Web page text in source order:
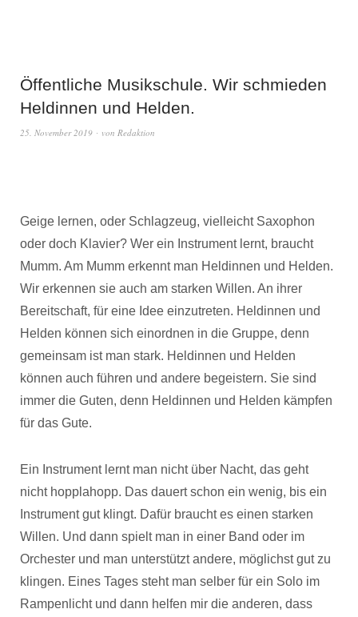
Öffentliche Musikschule. Wir schmieden
Heldinnen und Helden.
25. November 2019 von Redaktion
Geige lernen, oder Schlagzeug, vielleicht Saxophon
oder doch Klavier? Wer ein Instrument lernt, braucht
Mumm. Am Mumm erkennt man Heldinnen und Helden.
Wir erkennen sie auch am starken Willen. An ihrer
Bereitschaft, für eine Idee einzutreten. Heldinnen und
Helden können sich einordnen in die Gruppe, denn
gemeinsam ist man stark. Heldinnen und Helden
können auch führen und andere begeistern. Sie sind
immer die Guten, denn Heldinnen und Helden kämpfen
für das Gute.
Ein Instrument lernt man nicht über Nacht, das geht
nicht hopplahopp. Das dauert schon ein wenig, bis ein
Instrument gut klingt. Dafür braucht es einen starken
Willen. Und dann spielt man in einer Band oder im
Orchester und man unterstützt andere, möglichst gut zu
klingen. Eines Tages steht man selber für ein Solo im
Rampenlicht und dann helfen mir die anderen, dass